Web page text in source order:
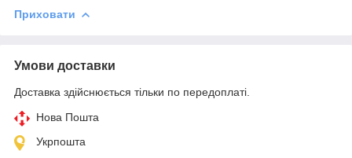
Приховати
Умови доставки
Доставка здійснюється тільки по передоплаті.
Нова Пошта
Укрпошта